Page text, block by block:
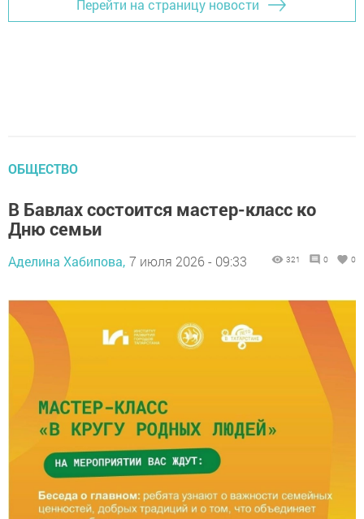
Перейти на страницу новости
ОБЩЕСТВО
В Бавлах состоится мастер-класс ко
Дню семьи
Аделина Хабипова, 7 июля 2026 - 09:33 321 0 0